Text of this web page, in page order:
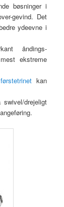
bøsninger i
gevind. Det
ydeevne i
åndings-
ekstreme
førstetrinet kan
drejeligt